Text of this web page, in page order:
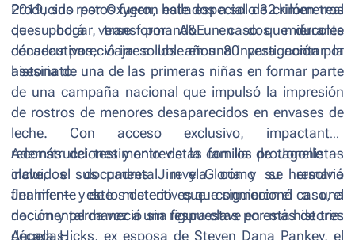
2019, sus restos fueron hallados a solo 32 kilómetros
de su hogar, transformando un caso que durante
décadas pareció irresoluble en una investigación por
asesinato.
Producido por Oxygen, este especial de crimen real
que podrá verse por A&E en dos miércoles
consecutivos, viaja a los años 80 para contar la
historia de una de las primeras niñas en formar parte
de una campaña nacional que impulsó la impresión
de rostros de menores desaparecidos en envases de
leche. Con acceso exclusivo, impactantes
reconstrucciones y entrevistas con los protagonistas
clave, el documental revela cómo se resolvió
finalmente este misterio que conmocionó a una
nación y permaneció sin respuestas por más de tres
décadas.
Además del testimonio de la familia de Jonelle —
incluidos sus padres Jim y Gloria y su hermana
Jennifer— y de los detectives que siguieron el caso, el
documental da voz a una figura clave en esta historia:
Angela Hicks, ex esposa de Steven Dana Pankey, el